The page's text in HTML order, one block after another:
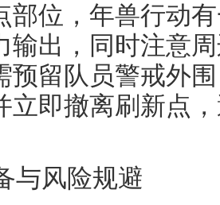
部位，年兽行动
输出，同时注意
预留队员警戒外
立即撤离刷新点
与风险规避